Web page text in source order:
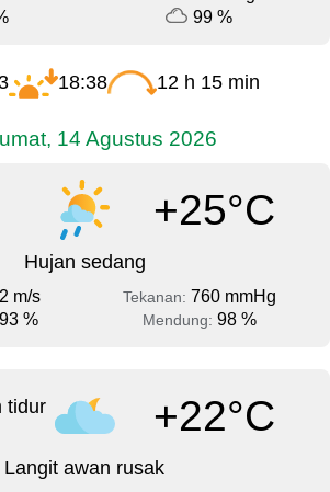
99 %
18:38 12 h 15 min
14 Agustus 2026
+25°C
Hujan sedang
m/s Tekanan: 760 mmHg
93 % Mendung: 98 %
tidur +22°C
Langit awan rusak